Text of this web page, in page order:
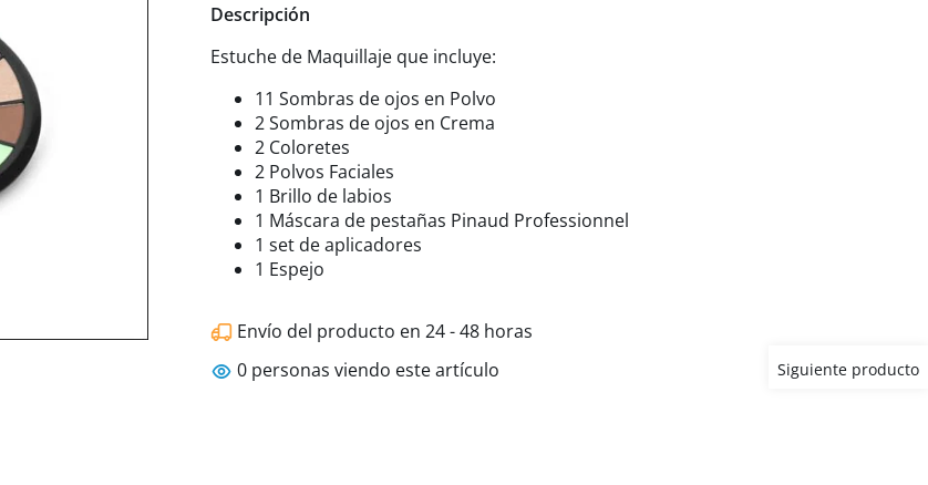
Descripción
Estuche de Maquillaje que incluye:
11 Sombras de ojos en Polvo
2 Sombras de ojos en Crema
2 Coloretes
2 Polvos Faciales
1 Brillo de labios
1 Máscara de pestañas Pinaud Professionnel
1 set de aplicadores
1 Espejo
Envío del producto en 24 - 48 horas
0 personas viendo este artículo Siguiente producto